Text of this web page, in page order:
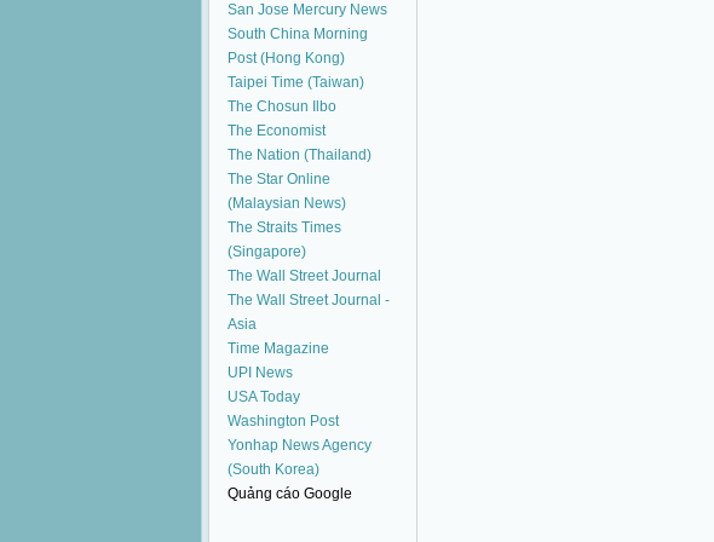
San Jose Mercury News
South China Morning
Post (Hong Kong)
Taipei Time (Taiwan)
The Chosun Ilbo
The Economist
The Nation (Thailand)
The Star Online
(Malaysian News)
The Straits Times
(Singapore)
The Wall Street Journal
The Wall Street Journal -
Asia
Time Magazine
UPI News
USA Today
Washington Post
Yonhap News Agency
(South Korea)
Quảng cáo Google